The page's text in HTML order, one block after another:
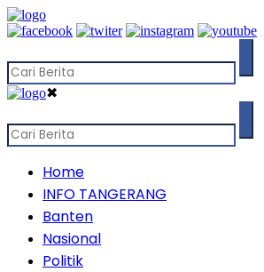
✖
Home
INFO TANGERANG
Banten
Nasional
Politik